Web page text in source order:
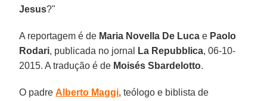
Jesus?"
A reportagem é de Maria Novella De Luca e Paolo
Rodari, publicada no jornal La Repubblica, 06-10-
2015. A tradução é de Moisés Sbardelotto.
O padreAlberto Maggi, teólogo e biblista de